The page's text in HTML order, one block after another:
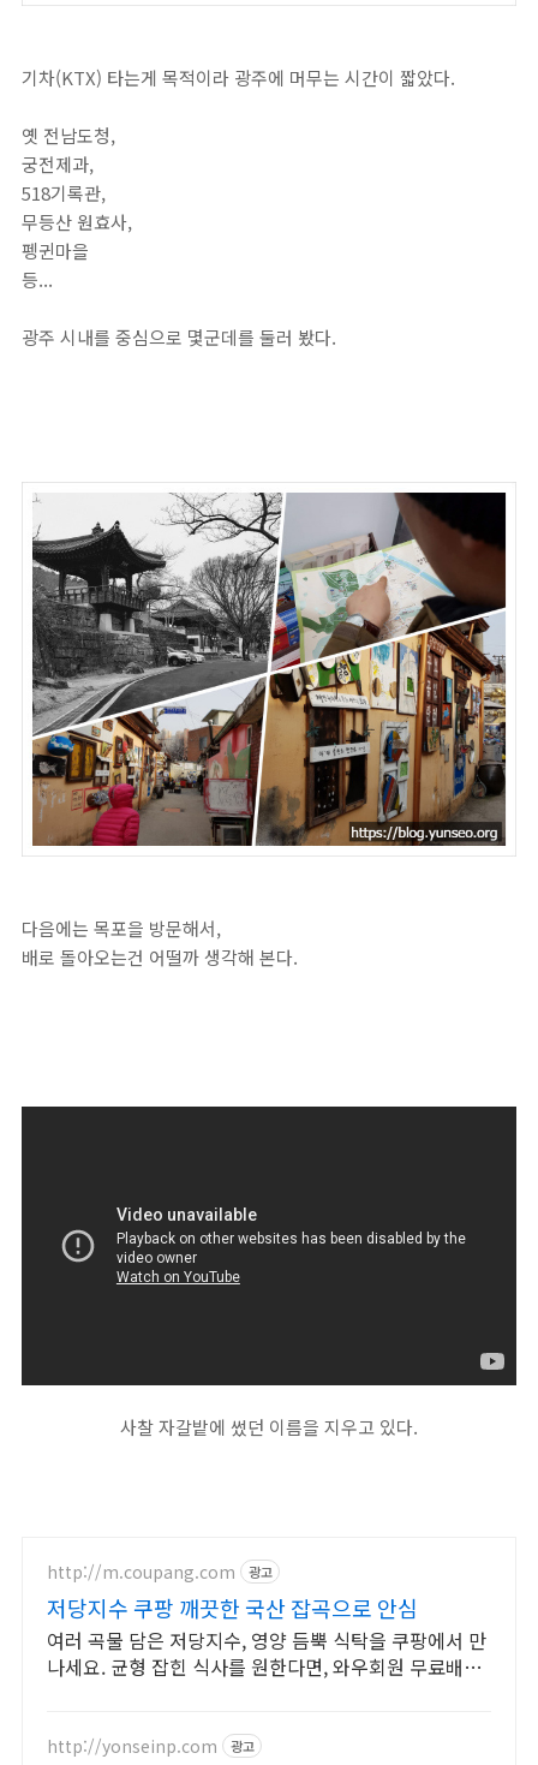
기차(KTX) 타는게 목적이라 광주에 머무는 시간이 짧았다.
옛 전남도청,
궁전제과,
518기록관,
무등산 원효사,
펭귄마을
등...
광주 시내를 중심으로 몇군데를 둘러 봤다.
다음에는 목포을 방문해서,
배로 돌아오는건 어떨까 생각해 본다.
사찰 자갈밭에 썼던 이름을 지우고 있다.
http://m.coupang.com 광고
저당지수 쿠팡 깨끗한 국산 잡곡으로 안심
여러 곡물 담은 저당지수, 영양 듬뿍 식탁을 쿠팡에서 만
나세요. 균형 잡힌 식사를 원한다면, 와우회원 무료배송
http://yonseinp.com 광고